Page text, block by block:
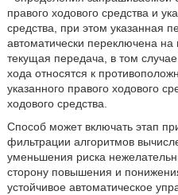
правого ходового средства и
средства, при этом указанная
автоматически переключена
текущая передача, в том
хода относятся к
указанного правого ходового
ходового средства.
Способ может включать этап
фильтрации алгоритмов
уменьшения риска
сторону повышения и
устойчивое автоматическое